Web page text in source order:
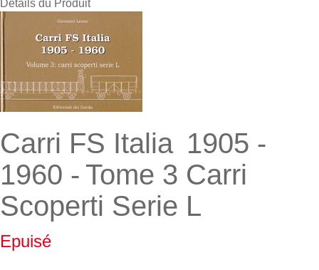
Détails du Produit
Carri FS Italia 1905 -
1960 - Tome 3 Carri
Scoperti Serie L
Epuisé